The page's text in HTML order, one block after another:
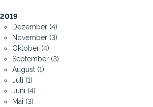
2019
Dezember (4)
November (3)
Oktober (4)
September (3)
August (1)
Juli (1)
Juni (4)
Mai (3)